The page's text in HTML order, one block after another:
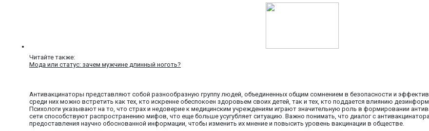
Читайте также:
Мода или статус: зачем мужчине длинный ноготь?
Антивакцинаторы представляют собой разнообразную группу людей, объединенных общим сомнением в безопасности и
среди них можно встретить как тех, кто искренне обеспокоен здоровьем своих детей, так и тех, кто поддается влиянию
Психологи указывают на то, что страх и недоверие к медицинским учреждениям играют значительную роль в формировании
сети способствуют распространению мифов, что еще больше усугубляет ситуацию. Важно понимать, что диалог с
предоставления научно обоснованной информации, чтобы изменить их мнение и повысить уровень вакцинации в обществе.